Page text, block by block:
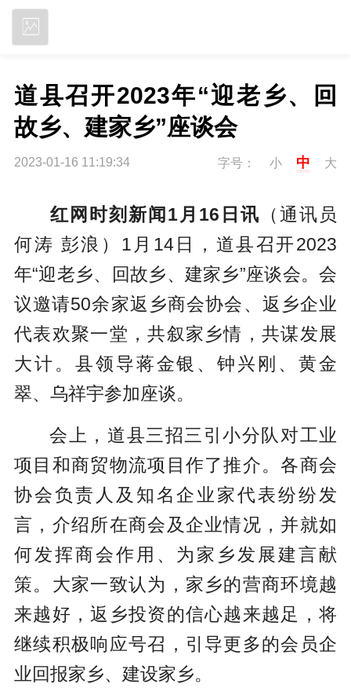
道县召开2023年“迎老乡、回
故乡、建家乡”座谈会
2023-01-16 11:19:34 字号： 小 中 大
红网时刻新闻1月16日讯 （通讯员
何涛 彭浪）1月14日，道县召开2023
年“迎老乡、回故乡、建家乡”座谈会。会
议邀请50余家返乡商会协会、返乡企业
代表欢聚一堂，共叙家乡情，共谋发展
大计。县领导蒋金银、钟兴刚、黄金
翠、乌祥宇参加座谈。
会上，道县三招三引小分队对工业
项目和商贸物流项目作了推介。各商会
协会负责人及知名企业家代表纷纷发
言，介绍所在商会及企业情况，并就如
何发挥商会作用、为家乡发展建言献
策。大家一致认为，家乡的营商环境越
来越好，返乡投资的信心越来越足，将
继续积极响应号召，引导更多的会员企
业回报家乡、建设家乡。